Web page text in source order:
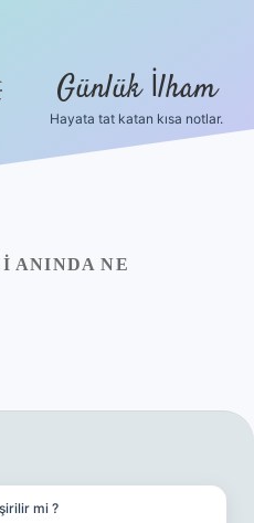
Günlük İlham
Hayata tat katan kısa notlar.
ANINDA NE
mi ?